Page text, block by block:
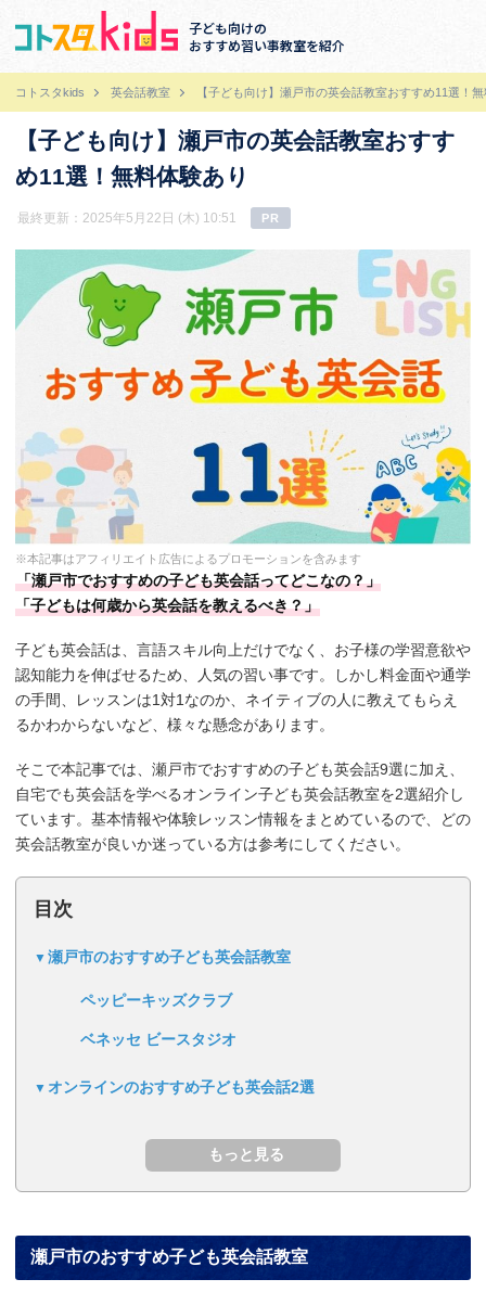
子ども向けの
おすすめ習い事教室を紹介
コトスタkids 英会話教室 【子ども向け】瀬戸市の英会話教室おすすめ11選！
【子ども向け】瀬戸市の英会話教室おすす
め11選！無料体験あり
最終更新：2025年5月22日 (木) 10:51 PR
※本記事はアフィリエイト広告によるプロモーションを含みます
「瀬戸市でおすすめの子ども英会話ってどこなの？」
「子どもは何歳から英会話を教えるべき？」
子ども英会話は、言語スキル向上だけでなく、お子様の学習意欲や
認知能力を伸ばせるため、人気の習い事です。しかし料金面や通学
の手間、レッスンは1対1なのか、ネイティブの人に教えてもらえ
るかわからないなど、様々な懸念があります。
そこで本記事では、瀬戸市でおすすめの子ども英会話9選に加え、
自宅でも英会話を学べるオンライン子ども英会話教室を2選紹介し
ています。基本情報や体験レッスン情報をまとめているので、どの
英会話教室が良いか迷っている方は参考にしてください。
目次
瀬戸市のおすすめ子ども英会話教室
ペッピーキッズクラブ
ベネッセ ビースタジオ
オンラインのおすすめ子ども英会話2選
瀬戸市のおすすめ子ども英会話教室